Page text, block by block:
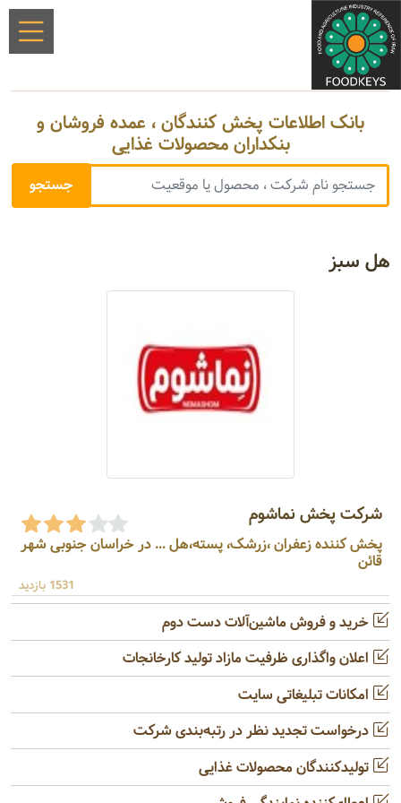
بانک اطلاعات پخش کنندگان ، عمده فروشان و
بنکداران محصولات غذایی
هل سبز
شرکت پخش نماشوم
پخش کننده زعفران ،زرشک، پسته،هل ... در خراسان جنوبی شهر
قائن
1531 بازدید
خرید و فروش ماشین‌آلات دست دوم
اعلان واگذاری ظرفیت مازاد تولید کارخانجات
امکانات تبلیغاتی سایت
درخواست تجدید نظر در رتبه‌بندی شرکت
تولیدکنندگان محصولات غذایی